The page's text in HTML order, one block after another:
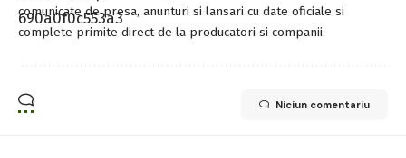
comunicate de presa, anunturi si lansari cu date oficiale si
complete primite direct de la producatori si companii.
Niciun comentariu